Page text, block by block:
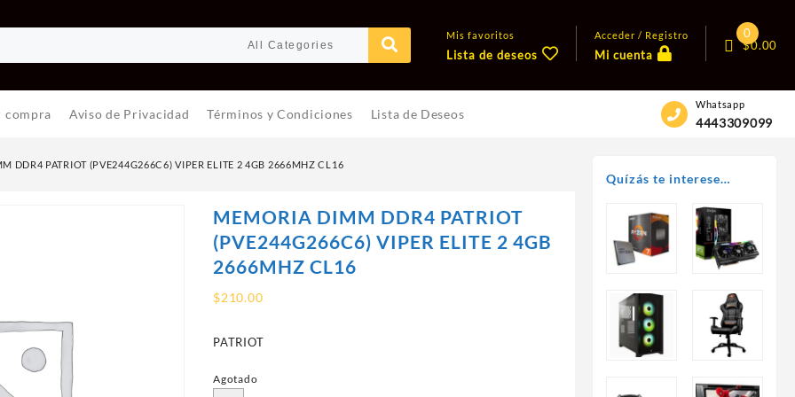
Mis favoritos
Lista de deseos
Acceder / Registro
Mi cuenta
0
$0.00
compra Aviso de Privacidad Términos y Condiciones Lista de Deseos
Whatsapp
4443309099
DDR4 PATRIOT (PVE244G266C6) VIPER ELITE 2 4GB 2666MHZ CL16
MEMORIA DIMM DDR4 PATRIOT
(PVE244G266C6) VIPER ELITE 2 4GB
2666MHZ CL16
$210.00
PATRIOT
Agotado
Quízás te interese…